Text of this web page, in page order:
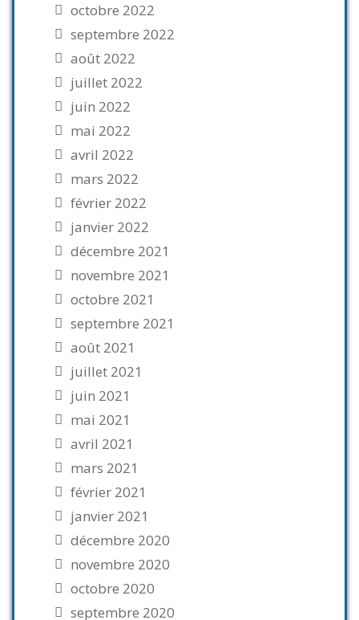
octobre 2022
septembre 2022
août 2022
juillet 2022
juin 2022
mai 2022
avril 2022
mars 2022
février 2022
janvier 2022
décembre 2021
novembre 2021
octobre 2021
septembre 2021
août 2021
juillet 2021
juin 2021
mai 2021
avril 2021
mars 2021
février 2021
janvier 2021
décembre 2020
novembre 2020
octobre 2020
septembre 2020